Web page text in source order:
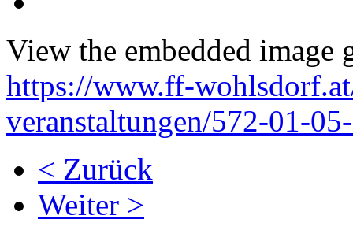
View the embedded image
https://www.ff-
veranstaltungen/572-01-
< Zurück
Weiter >